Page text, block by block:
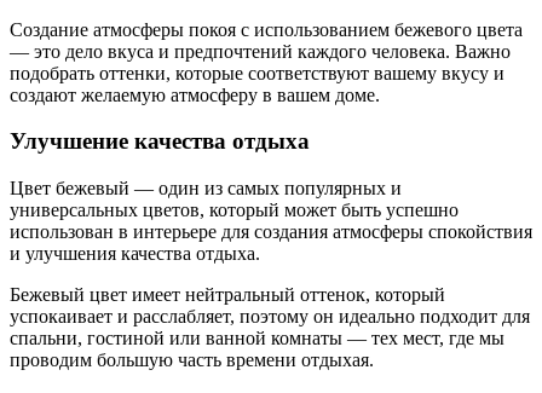
Создание атмосферы покоя с использованием бежевого цвета
— это дело вкуса и предпочтений каждого человека. Важно
подобрать оттенки, которые соответствуют вашему вкусу и
создают желаемую атмосферу в вашем доме.
Улучшение качества отдыха
Цвет бежевый — один из самых популярных и
универсальных цветов, который может быть успешно
использован в интерьере для создания атмосферы спокойствия
и улучшения качества отдыха.
Бежевый цвет имеет нейтральный оттенок, который
успокаивает и расслабляет, поэтому он идеально подходит для
спальни, гостиной или ванной комнаты — тех мест, где мы
проводим большую часть времени отдыхая.